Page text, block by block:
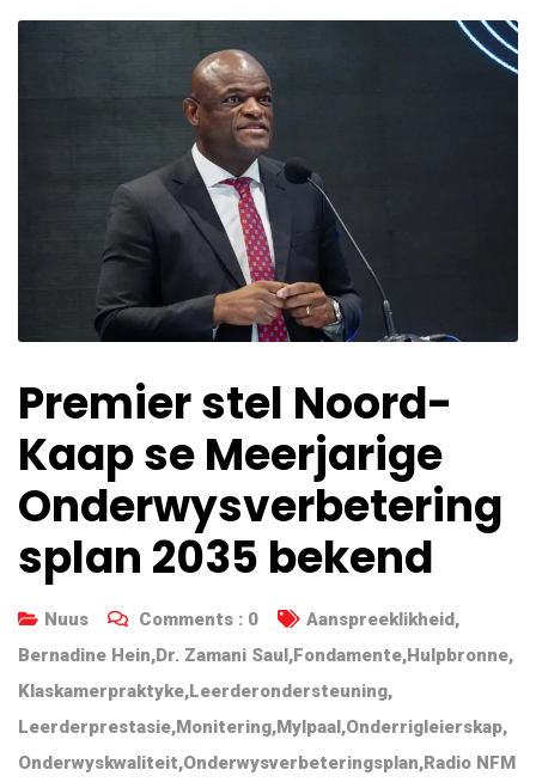
Premier stel Noord-
Kaap se Meerjarige
Onderwysverbetering
splan 2035 bekend
Nuus Comments : 0 Aanspreeklikheid,
Bernadine Hein,Dr. Zamani Saul,Fondamente,Hulpbronne,
Klaskamerpraktyke,Leerderondersteuning,
Leerderprestasie,Monitering,Mylpaal,Onderrigleierskap,
Onderwyskwaliteit,Onderwysverbeteringsplan,Radio NFM